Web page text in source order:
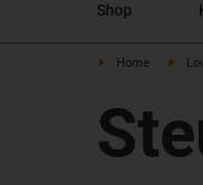
Shop
Home